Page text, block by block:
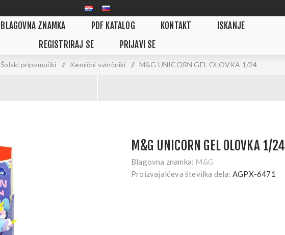
BLAGOVNA ZNAMKA PDF KATALOG KONTAKT
ISKANJE
REGISTRIRAJ SE
PRIJAVI SE
Šolski pripomočki / Kemični svinčniki / M&G UNICORN GEL OLOVKA 1/24
M&G UNICORN GEL OLOVKA 1/24
Blagovna znamka: M&G
Proizvajalčeva številka dela: AGPX-6471